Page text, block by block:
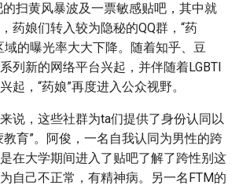
扫黄风暴波及一票敏感贴吧，其中就
药娘们转入较为隐秘的QQ群，“药
域的曝光率大大下降。随着知乎、豆
列新的网络平台兴起，并伴随着LGBTI
起，“药娘”再度进入公众视野。
说，这些社群为ta们提供了身份认同以
教育”。阿俊，一名自我认同为男性的跨
在大学期间进入了贴吧了解了跨性别这
自己不正常，有精神病。另一名FTM的